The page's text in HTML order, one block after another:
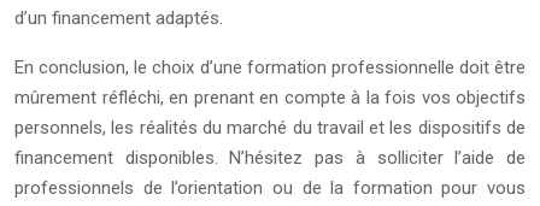
d’un financement adaptés.
En conclusion, le choix d’une formation professionnelle doit être
mûrement réfléchi, en prenant en compte à la fois vos objectifs
personnels, les réalités du marché du travail et les dispositifs de
financement disponibles. N’hésitez pas à solliciter l’aide de
professionnels de l’orientation ou de la formation pour vous